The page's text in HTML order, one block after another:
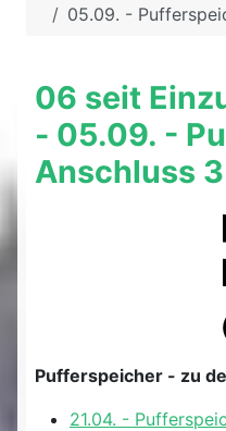
05.09. -
06 seit
- 05.09. -
Anschluss 3
Pufferspeicher - zu
21.04. -